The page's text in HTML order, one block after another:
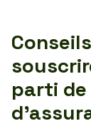
parti